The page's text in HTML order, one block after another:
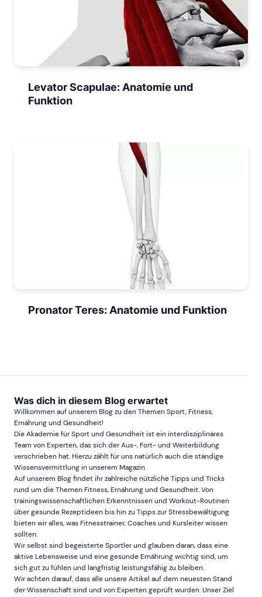
Levator Scapulae: Anatomie und
Funktion
Pronator Teres: Anatomie und Funktion
Was dich in diesem Blog erwartet
Willkommen auf unserem Blog zu den Themen Sport, Fitness,
Ernährung und Gesundheit!
Die Akademie für Sport und Gesundheit ist ein interdisziplinäres
Team von Experten, das sich der Aus-, Fort- und Weiterbildung
verschrieben hat. Hierzu zählt für uns natürlich auch die ständige
Wissensvermittlung in unserem Magazin.
Auf unserem Blog findet ihr zahlreiche nützliche Tipps und Tricks
rund um die Themen Fitness, Ernährung und Gesundheit. Von
trainingswissenschaftlichen Erkenntnissen und Workout-Routinen
über gesunde Rezeptideen bis hin zu Tipps zur Stressbewältigung
bieten wir alles, was Fitnesstrainer, Coaches und Kursleiter wissen
sollten.
Wir selbst sind begeisterte Sportler und glauben daran, dass eine
aktive Lebensweise und eine gesunde Ernährung wichtig sind, um
sich gut zu fühlen und langfristig leistungsfähig zu bleiben.
Wir achten darauf, dass alle unsere Artikel auf dem neuesten Stand
der Wissenschaft sind und von Experten geprüft wurden. Unser Ziel